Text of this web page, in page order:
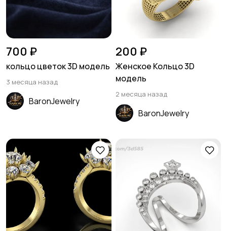
700 ₽
кольцо цветок 3D модель
3 месяца назад
BaronJewelry
200 ₽
Женское Кольцо 3D
модель
2 месяца назад
BaronJewelry